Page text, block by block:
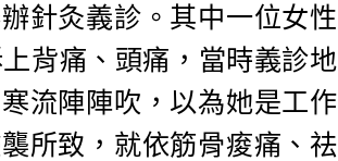
針灸義診。其中一位女性
背痛、頭痛，當時義診地
流陣陣吹，以為她是工作
所致，就依筋骨痠痛、祛